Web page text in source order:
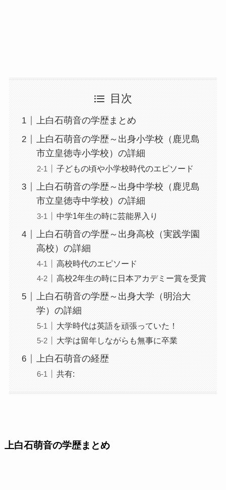
目次
上白石萌音の学歴まとめ
上白石萌音の学歴～出身小学校（鹿児島
市立皇徳寺小学校）の詳細
子どもの頃や小学校時代のエピソード
上白石萌音の学歴～出身中学校（鹿児島
市立皇徳寺中学校）の詳細
中学1年生の時に芸能界入り
上白石萌音の学歴～出身高校（実践学園
高校）の詳細
高校時代のエピソード
高校2年生の時に日本アカデミー賞を受賞
上白石萌音の学歴～出身大学（明治大
学）の詳細
大学時代は英語を頑張っていた！
大学は留年しながらも無事に卒業
上白石萌音の経歴
共有:
上白石萌音の学歴まとめ